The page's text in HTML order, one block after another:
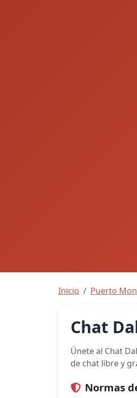
Inicio Puerto
Chat
Únete al Chat
de chat libre y
Normas